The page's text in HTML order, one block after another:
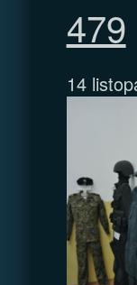
479
14